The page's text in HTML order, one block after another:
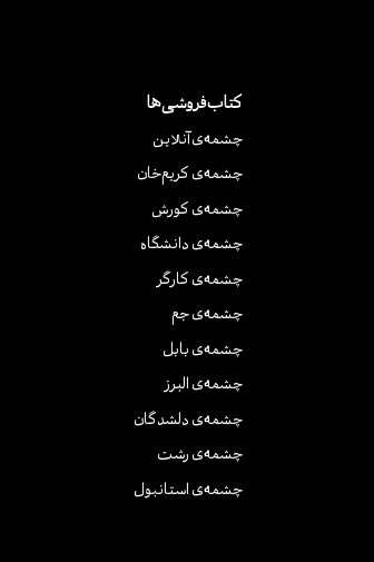
کتاب‌فروشی‌ها
چشمه‌ی آنلاین
چشمه‌ی کریم‌خان
چشمه‌ی کورش
چشمه‌ی دانشگاه
چشمه‌ی کارگر
چشمه‌ی جم
چشمه‌ی بابل
چشمه‌ی البرز
چشمه‌ی دلشدگان
چشمه‌ی رشت
چشمه‌ی استانبول